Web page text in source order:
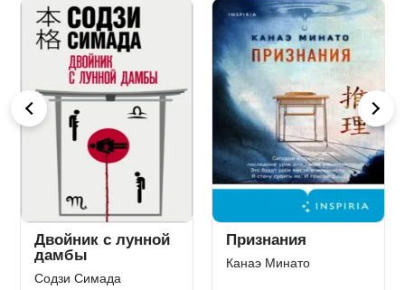
Двойник с лунной
дамбы
Содзи Симада
Признания
Канаэ Минато